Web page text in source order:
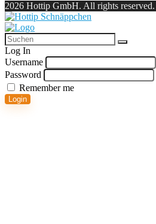
2026 Hottip GmbH. All rights reserved.
Log In
Username
Password
Remember me
Login